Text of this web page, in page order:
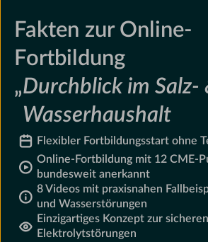
Fakten zur Online-
Fortbildung
„Durchblick im Salz-
Wasserhaushalt
Flexibler Fortbildungsstart ohne
Online-Fortbildung mit 12 CME-
bundesweit anerkannt
8 Videos mit praxisnahen
und Wasserstörungen
Einzigartiges Konzept zur
Elektrolytstörungen